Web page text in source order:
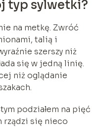
typ sylwetki?
na metkę. Zwróć
talią i
szerszy niż
się w jedną linię.
niż oglądanie
podziałem na pięć
rządzi się nieco